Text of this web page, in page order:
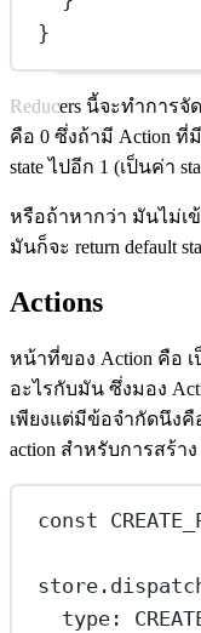
}
Reducers นี้จะทำการ
คือ 0 ซึ่งถ้ามี Action ที่มี
state ไปอีก 1 (เป็นค่า
หรือถ้าหากว่า มันไม่เ
มันก็จะ return default
Actions
หน้าที่ของ Action คือ
อะไรกับมัน ซึ่งมอง
เพียงแต่มีข้อจำกัดนึงคื
action สำหรับการสร้าง
const
store.
type: